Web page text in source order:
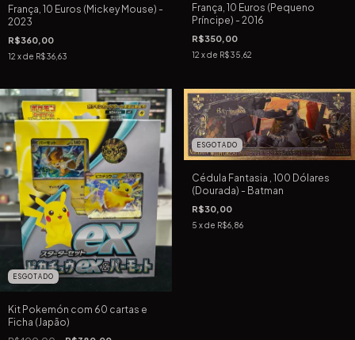
França, 10 Euros (Mickey Mouse) -
2023
R$360,00
12 x de R$36,63
França, 10 Euros (Pequeno
Príncipe) - 2016
R$350,00
12 x de R$35,62
ESGOTADO
Kit Pokemón com 60 cartas e
Ficha (Japão)
ESGOTADO
Cédula Fantasia , 100 Dólares
(Dourada) - Batman
R$30,00
5 x de R$6,86